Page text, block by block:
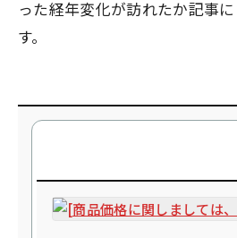
った経年変化が訪れたか記事
す。